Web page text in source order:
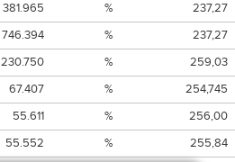
381.965 %
237,27
746.394 %
237,27
230.750 %
259,03
67.407 %
254,745
55.611 %
256,00
55.552 %
255,84